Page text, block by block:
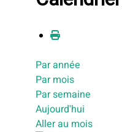
Par année
Par mois
Par semaine
Aujourd'hui
Aller au mois